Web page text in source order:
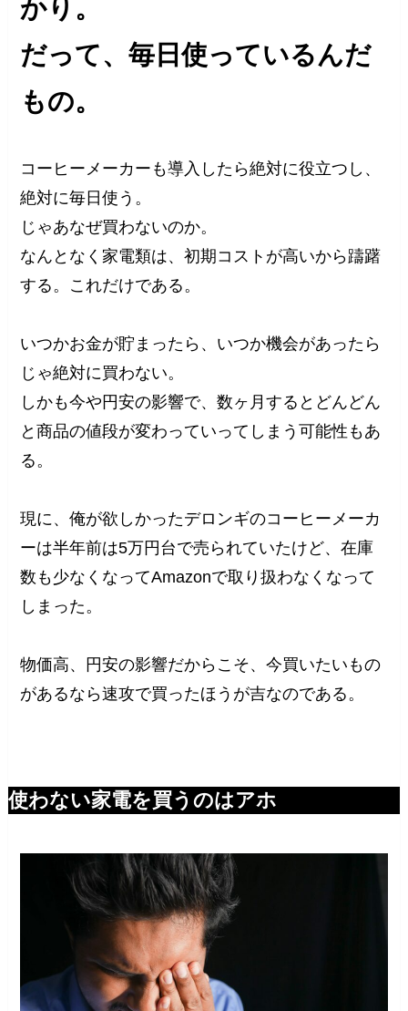
かり。
だって、毎日使っているんだ
もの。
コーヒーメーカーも導入したら絶対に役立つし、
絶対に毎日使う。
じゃあなぜ買わないのか。
なんとなく家電類は、初期コストが高いから躊躇
する。これだけである。
いつかお金が貯まったら、いつか機会があったら
じゃ絶対に買わない。
しかも今や円安の影響で、数ヶ月するとどんどん
と商品の値段が変わっていってしまう可能性もあ
る。
現に、俺が欲しかったデロンギのコーヒーメーカ
ーは半年前は5万円台で売られていたけど、在庫
数も少なくなってAmazonで取り扱わなくなって
しまった。
物価高、円安の影響だからこそ、今買いたいもの
があるなら速攻で買ったほうが吉なのである。
使わない家電を買うのはアホ